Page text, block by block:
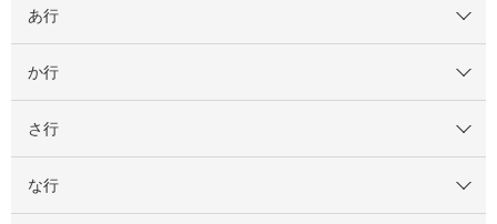
あ行
か行
さ行
な行